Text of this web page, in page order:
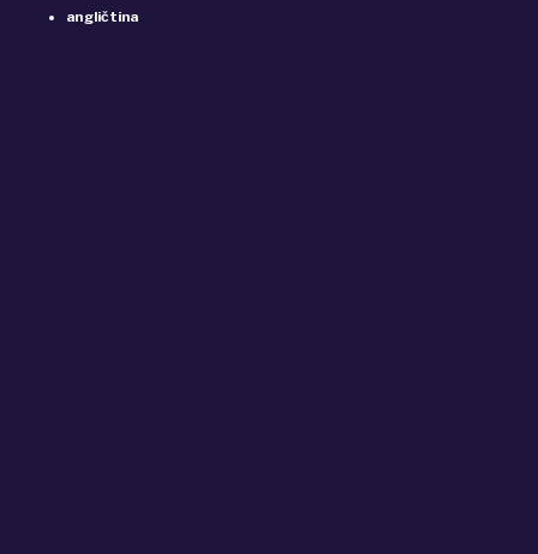
angličtina